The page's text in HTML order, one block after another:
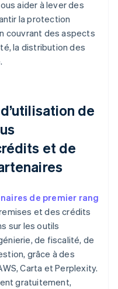
aider à lever des
la protection
couvrant des aspects
la distribution des
de
et de
de premier rang
et des crédits
sur les outils
de fiscalité, de
grâce à des
Carta et Perplexity.
gratuitement,